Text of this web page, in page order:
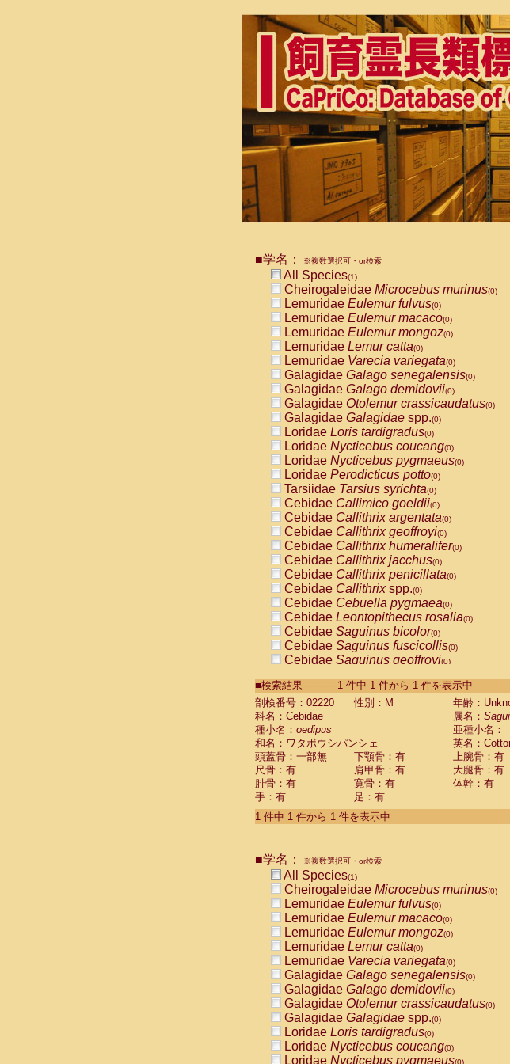
■学名： ※複数選択可・or検索
All Species(1)
Cheirogaleidae Microcebus murinus(0)
Lemuridae Eulemur fulvus(0)
Lemuridae Eulemur macaco(0)
Lemuridae Eulemur mongoz(0)
Lemuridae Lemur catta(0)
Lemuridae Varecia variegata(0)
Galagidae Galago senegalensis(0)
Galagidae Galago demidovii(0)
Galagidae Otolemur crassicaudatus(0)
Galagidae Galagidae spp.(0)
Loridae Loris tardigradus(0)
Loridae Nycticebus coucang(0)
Loridae Nycticebus pygmaeus(0)
Loridae Perodicticus potto(0)
Tarsiidae Tarsius syrichta(0)
Cebidae Callimico goeldii(0)
Cebidae Callithrix argentata(0)
Cebidae Callithrix geoffroyi(0)
Cebidae Callithrix humeralifer(0)
Cebidae Callithrix jacchus(0)
Cebidae Callithrix penicillata(0)
Cebidae Callithrixspp.(0)
Cebidae Cebuella pygmaea(0)
Cebidae Leontopithecus rosalia(0)
Cebidae Saguinus bicolor(0)
Cebidae Saguinus fuscicollis(0)
Cebidae Saguinus geoffroyi(0)
CebidaeSaguinus labiatus(0)
Cebidae Saguinus leucopus (0)
Cebidae
Cebidae
CebidaeSaguinus nigricollis (0)
Cebidae Saguinus oedipus
Cebidae Saguinus weddelli
Cebidae Saguinusspp.
Cebidae Aotus trivirgatus
Cebidae Cebus albifrons
CebidaeCebus nigrivittatus
CebidaeCebus
CebidaeSaimiri boliviensis(0)
CebidaeSaimiri sciureus(0)
AtelidaeAlouatta caraya(0)
AtelidaeAlouatta fusca(0)
AtelidaeAlouatta seniculus
AtelidaeAlouattaspp.(0)
AtelidaeAteles belzebuth(0)
AtelidaeAteles geoffroyi(0)
AtelidaeAteles paniscus(0)
AtelidaeAtelesspp.(0)
Atelidae Lagothrix lagothricha
AtelidaeLagothrix lagothricha cana
PitheciidaeCacajao calvus rubicundus
■検索結果-----------1 件中 1 件から 1 件を表示中
剖検番号：02220
性別：M
年齢：
科名：Cebidae
属名：
種小名： oedipus
亜種小名：
和名：ワタボウシパンシェ
英名：
頭蓋骨：一部無
下顎骨：有 上腕骨：有
尺骨：有
肩甲骨：有 大腿骨：有
腓骨：有
寛骨：有
体幹：有
手：有
足：有
1 件中 1 件から 1 件を表示中
■学名： ※複数選択可・or検索
All Species(1)
Cheirogaleidae Microcebus murinus(0)
Lemuridae Eulemur fulvus(0)
Lemuridae Eulemur macaco(0)
Lemuridae Eulemur mongoz(0)
Lemuridae Lemur catta(0)
Lemuridae Varecia variegata(0)
Galagidae Galago senegalensis(0)
Galagidae Galago demidovii(0)
Galagidae Otolemur crassicaudatus(0)
Galagidae Galagidae spp.(0)
Loridae Loris tardigradus(0)
Loridae Nycticebus coucang(0)
Loridae Nycticebus pygmaeus(0)